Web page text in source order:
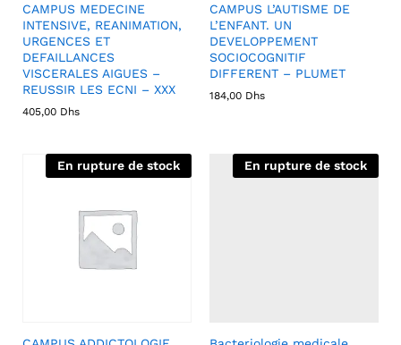
CAMPUS MEDECINE
INTENSIVE, REANIMATION,
URGENCES ET
DEFAILLANCES
VISCERALES AIGUES –
REUSSIR LES ECNI – XXX
405,00 Dhs
CAMPUS L’AUTISME DE
L’ENFANT. UN
DEVELOPPEMENT
SOCIOCOGNITIF
DIFFERENT – PLUMET
184,00 Dhs
En rupture de stock En rupture de stock